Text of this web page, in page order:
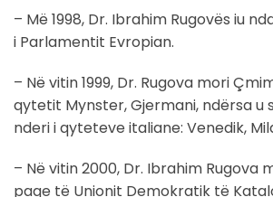
– Më 1998, Dr. Ibrahim Rugovës iu
i Parlamentit Evropian.
– Në vitin 1999, Dr. Rugova mori
qytetit Mynster, Gjermani, ndërsa u
nderi i qyteteve italiane: Venedik,
– Në vitin 2000, Dr. Ibrahim Rugova
paqe të Unionit Demokratik të